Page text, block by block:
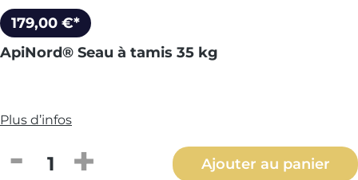
179,00 €*
ApiNord® Seau à tamis 35 kg
Plus d’infos
Quantité de produit : Entrez la
Ajouter au panier